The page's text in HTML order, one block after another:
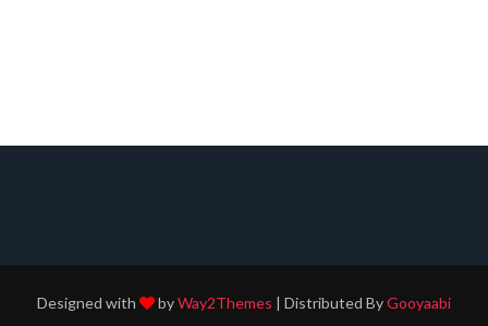
Designed with byWay2Themes | Distributed ByGooyaabi